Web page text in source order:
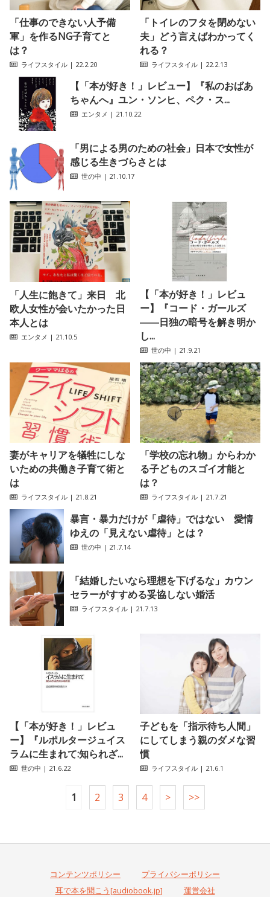
「仕事のできない人予備
軍」を作るNG子育てと
は？
ライフスタイル | 22.2.20
「トイレのフタを閉めない
夫」どう言えばわかってく
れる？
ライフスタイル | 22.2.13
【「本が好き！」レビュー】『私のおばあ
ちゃんへ』ユン・ソンヒ、ペク・ス...
エンタメ | 21.10.22
「男による男のための社会」日本で女性が
感じる生きづらさとは
世の中 | 21.10.17
「人生に飽きて」来日 北
欧人女性が会いたかった日
本人とは
エンタメ | 21.10.5
【「本が好き！」レビュ
ー】『コード・ガールズ
――日独の暗号を解き明か
し...
世の中 | 21.9.21
妻がキャリアを犠牲にしな
いための共働き子育て術と
は
ライフスタイル | 21.8.21
「学校の忘れ物」からわか
る子どものスゴイ才能と
は？
ライフスタイル | 21.7.21
暴言・暴力だけが「虐待」ではない 愛情
ゆえの「見えない虐待」とは？
世の中 | 21.7.14
「結婚したいなら理想を下げるな」カウン
セラーがすすめる妥協しない婚活
ライフスタイル | 21.7.13
【「本が好き！」レビュ
ー】『ルポルタージュイス
ラムに生まれて:知られざ...
世の中 | 21.6.22
子どもを「指示待ち人間」
にしてしまう親のダメな習
慣
ライフスタイル | 21.6.1
1 2 3 4 > >>
コンテンツポリシー
プライバシーポリシー
耳で本を聞こう[audiobook.jp]
運営会社